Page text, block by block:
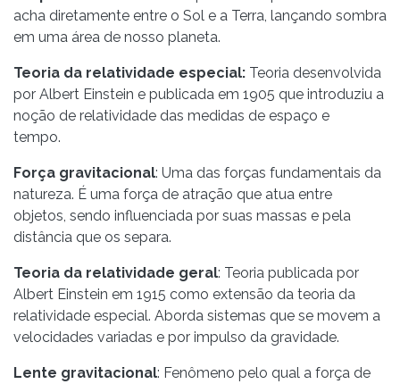
acha diretamente entre o Sol e a Terra, lançando sombra
em uma área de nosso planeta.
Teoria da relatividade especial: Teoria desenvolvida
por Albert Einstein e publicada em 1905 que introduziu a
noção de relatividade das medidas de espaço e
tempo.
Força gravitacional: Uma das forças fundamentais da
natureza. É uma força de atração que atua entre
objetos, sendo influenciada por suas massas e pela
distância que os separa.
Teoria da relatividade geral: Teoria publicada por
Albert Einstein em 1915 como extensão da teoria da
relatividade especial. Aborda sistemas que se movem a
velocidades variadas e por impulso da gravidade.
Lente gravitacional: Fenômeno pelo qual a força de